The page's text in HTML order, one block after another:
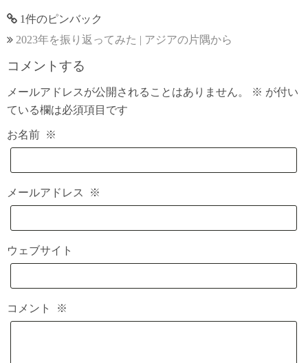
1件のピンバック
2023年を振り返ってみた | アジアの片隅から
コメントする
メールアドレスが公開されることはありません。 ※ が付い
ている欄は必須項目です
お名前 ※
メールアドレス ※
ウェブサイト
コメント ※